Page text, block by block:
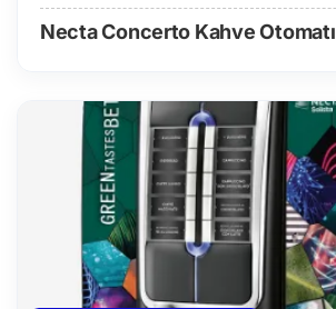
Necta Concerto Kahve Otomatı